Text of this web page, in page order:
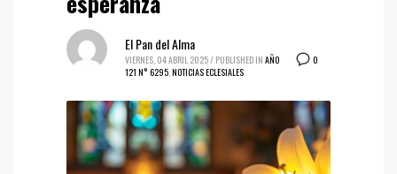
0
El Pan del Alma
VIERNES, 04 ABRIL 2025/ PUBLISHED IN AÑO
121 N° 6295 NOTICIAS ECLESIALES